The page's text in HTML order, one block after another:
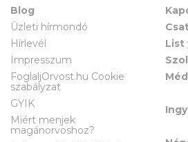
Blog
Üzleti hírmondó
Hírlevél
Impresszum
FoglaljOrvost.hu Cookie
szabályzat
GYIK
Miért menjek
magánorvoshoz?
List